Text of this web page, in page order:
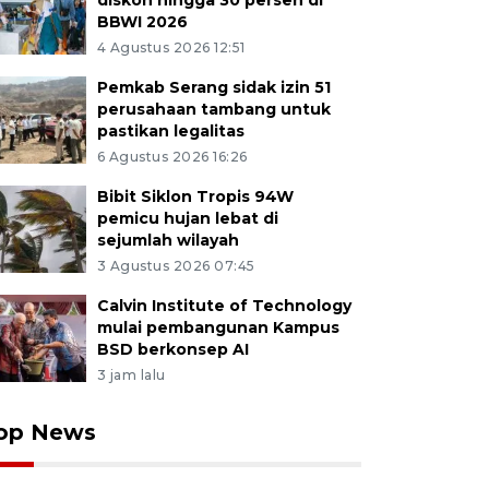
BBWI 2026
4 Agustus 2026 12:51
Pemkab Serang sidak izin 51
perusahaan tambang untuk
pastikan legalitas
6 Agustus 2026 16:26
Bibit Siklon Tropis 94W
pemicu hujan lebat di
sejumlah wilayah
3 Agustus 2026 07:45
Calvin Institute of Technology
mulai pembangunan Kampus
BSD berkonsep AI
3 jam lalu
News